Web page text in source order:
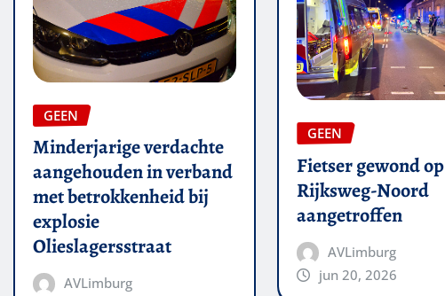
GEEN
Minderjarige verdachte
aangehouden in verband
met betrokkenheid bij
explosie
Olieslagersstraat
AVLimburg
GEEN
Fietser gewond op
Rijksweg-Noord
aangetroffen
AVLimburg
jun 20, 2026